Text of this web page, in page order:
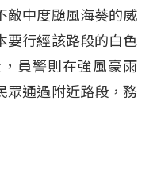
敵中度颱風海葵的威
要行經該路段的白色
員警則在強風豪雨
眾通過附近路段，務